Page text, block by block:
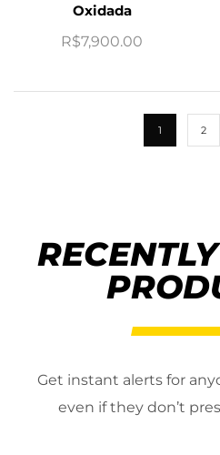
Oxidada
R$7,900.00
1 2
Get instant alerts for
even if they don’t